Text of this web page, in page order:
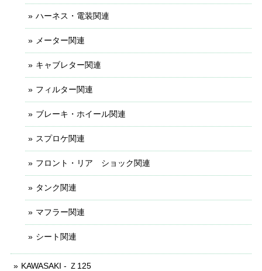
ハーネス・電装関連
メーター関連
キャブレター関連
フィルター関連
ブレーキ・ホイール関連
スプロケ関連
フロント・リア ショック関連
タンク関連
マフラー関連
シート関連
KAWASAKI - Ｚ125